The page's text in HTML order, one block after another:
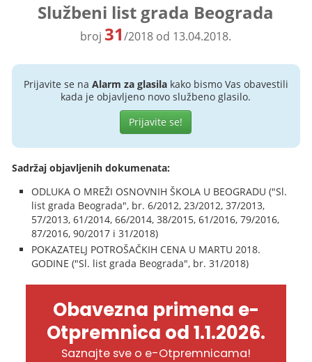
Službeni list grada Beograda
broj 31/2018 od 13.04.2018.
Prijavite se na Alarm za glasilakako bismo Vas obavestili
kada je objavljeno novo službeno glasilo.
Prijavite se!
Sadržaj objavljenih dokumenata:
ODLUKA O MREŽI OSNOVNIH ŠKOLA U BEOGRADU ("Sl.
list grada Beograda", br. 6/2012, 23/2012, 37/2013,
57/2013, 61/2014, 66/2014, 38/2015, 61/2016, 79/2016,
87/2016, 90/2017 i 31/2018)
POKAZATELJ POTROŠAČKIH CENA U MARTU 2018.
GODINE ("Sl. list grada Beograda", br. 31/2018)
Obavezna primena e-
Otpremnica od 1.1.2026.
Saznajte sve o e-Otpremnicama!